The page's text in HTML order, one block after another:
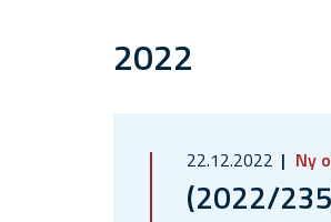
2022
22.12.2022 Ny
(2022/